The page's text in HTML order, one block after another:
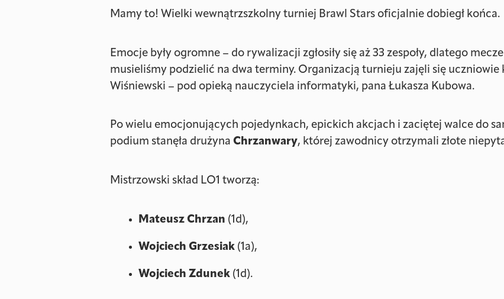
Mamy to! Wielki wewnątrzszkolny turniej Brawl Stars oficjalnie dobiegł końca.
Emocje były ogromne – do rywalizacji zgłosiły się aż 33 zespoły, dlatego
musieliśmy podzielić na dwa terminy. Organizacją turnieju zajęli się uczniowie
Wiśniewski – pod opieką nauczyciela informatyki, pana Łukasza Kubowa.
Po wielu emocjonujących pojedynkach, epickich akcjach i zaciętej walce do
podium stanęła drużyna Chrzanwary, której zawodnicy otrzymali złote
Mistrzowski skład LO1 tworzą:
Mateusz Chrzan (1d),
Wojciech Grzesiak(1a),
Wojciech Zdunek(1d).